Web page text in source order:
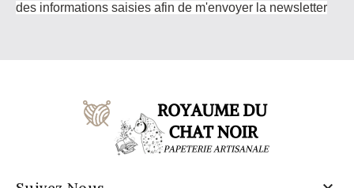
des informations saisies afin de m'envoyer la newsletter